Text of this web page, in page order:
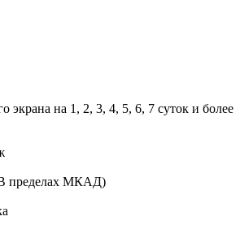
экрана на 1, 2, 3, 4, 5, 6, 7 суток и более
пределах МКАД)